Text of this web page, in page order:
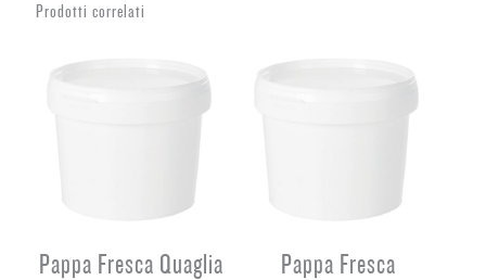
Prodotti correlati
Pappa Fresca Quaglia
Pappa Fresca